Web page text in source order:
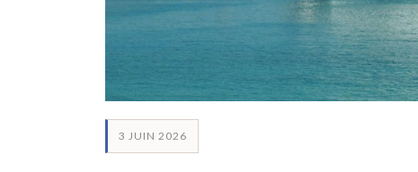
3 JUIN 2026